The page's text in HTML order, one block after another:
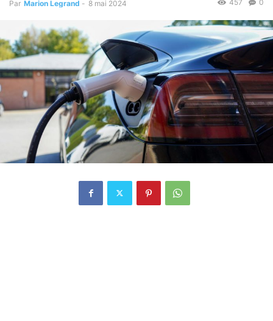
Par Marion Legrand - 8 mai 2024 0
457